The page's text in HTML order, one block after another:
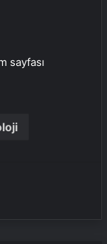
sayfası
Google